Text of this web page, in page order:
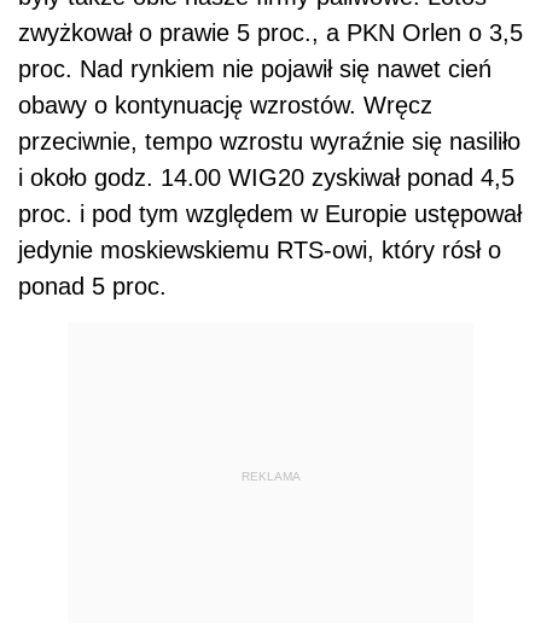
zwyżkował o prawie 5 proc., a PKN Orlen o 3,5
proc. Nad rynkiem nie pojawił się nawet cień
obawy o kontynuację wzrostów. Wręcz
przeciwnie, tempo wzrostu wyraźnie się nasiliło
i około godz. 14.00 WIG20 zyskiwał ponad 4,5
proc. i pod tym względem w Europie ustępował
jedynie moskiewskiemu RTS-owi, który rósł o
ponad 5 proc.
REKLAMA